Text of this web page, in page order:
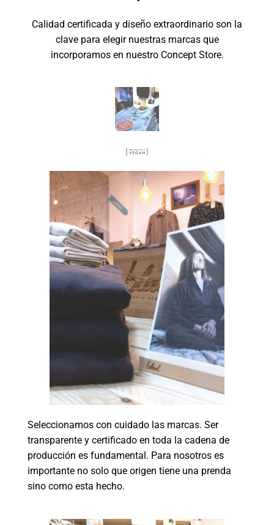
Calidad certificada y diseño extraordinario son la
clave para elegir nuestras marcas que
incorporamos en nuestro Concept Store.
Seleccionamos con cuidado las marcas. Ser
transparente y certificado en toda la cadena de
producción es fundamental. Para nosotros es
importante no solo que origen tiene una prenda
sino como esta hecho.